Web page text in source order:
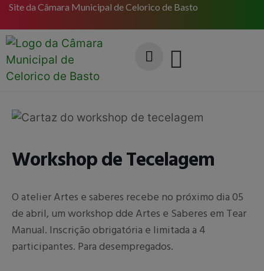
Site da Câmara Municipal de Celorico de Basto
Workshop de Tecelagem
O atelier Artes e saberes recebe no próximo dia 05
de abril, um workshop dde Artes e Saberes em Tear
Manual. Inscrição obrigatória e limitada a 4
participantes. Para desempregados.